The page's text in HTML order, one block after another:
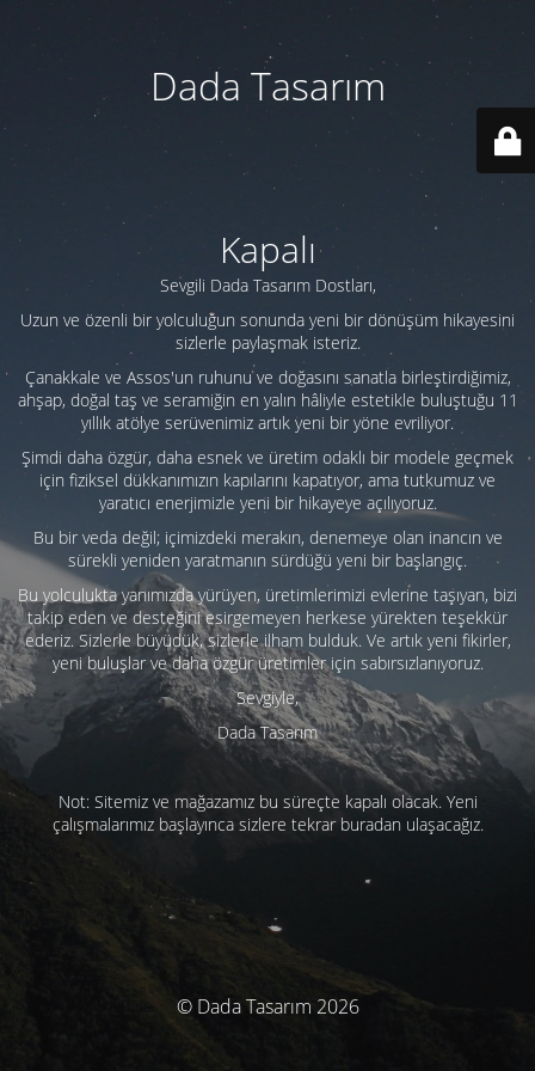
Dada Tasarım
Kapalı
Sevgili Dada Tasarım Dostları,
Uzun ve özenli bir yolculuğun sonunda yeni bir dönüşüm hikayesini
sizlerle paylaşmak isteriz.
Çanakkale ve Assos'un ruhunu ve doğasını sanatla birleştirdiğimiz,
ahşap, doğal taş ve seramiğin en yalın hâliyle estetikle buluştuğu 11
yıllık atölye serüvenimiz artık yeni bir yöne evriliyor.
Şimdi daha özgür, daha esnek ve üretim odaklı bir modele geçmek
için fiziksel dükkanımızın kapılarını kapatıyor, ama tutkumuz ve
yaratıcı enerjimizle yeni bir hikayeye açılıyoruz.
Bu bir veda değil; içimizdeki merakın, denemeye olan inancın ve
sürekli yeniden yaratmanın sürdüğü yeni bir başlangıç.
Bu yolculukta yanımızda yürüyen, üretimlerimizi evlerine taşıyan, bizi
takip eden ve desteğini esirgemeyen herkese yürekten teşekkür
ederiz. Sizlerle büyüdük, sizlerle ilham bulduk. Ve artık yeni fikirler,
yeni buluşlar ve daha özgür üretimler için sabırsızlanıyoruz.
Sevgiyle,
Dada Tasarım
Not: Sitemiz ve mağazamız bu süreçte kapalı olacak. Yeni
çalışmalarımız başlayınca sizlere tekrar buradan ulaşacağız.
© Dada Tasarım 2026